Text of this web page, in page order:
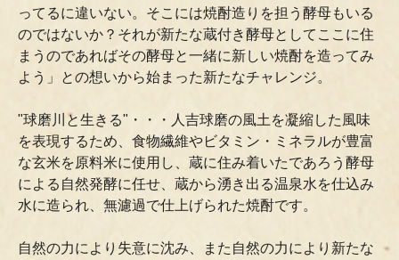
ってるに違いない。そこには焼酎造りを担う酵母もいる
のではないか？それが新たな蔵付き酵母としてここに住
まうのであればその酵母と一緒に新しい焼酎を造ってみ
よう」との想いから始まった新たなチャレンジ。
"球磨川と生きる"・・・人吉球磨の風土を凝縮した風味
を表現するため、食物繊維やビタミン・ミネラルが豊富
な玄米を原料米に使用し、蔵に住み着いたであろう酵母
による自然発酵に任せ、蔵から湧き出る温泉水を仕込み
水に造られ、無濾過で仕上げられた焼酎です。
自然の力により失意に沈み、また自然の力により新たな